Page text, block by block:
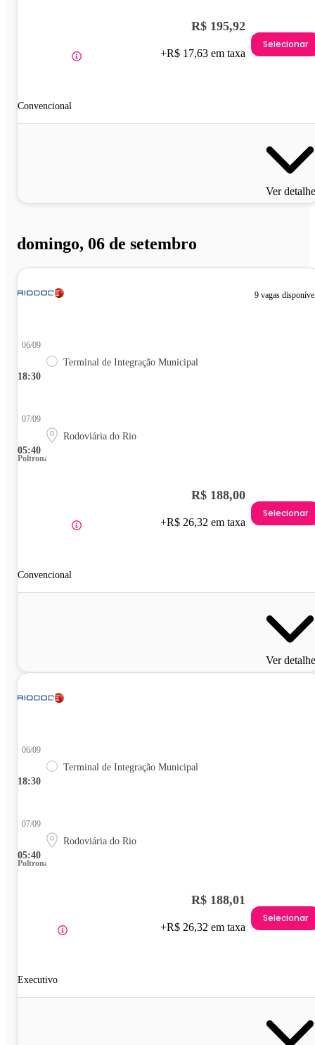
Convencional
R$ 195,92
+R$ 17,63 em taxa
Selecionar
Ver
domingo, 06 de setembro
9 vagas
18:30
06/09
Terminal de Integração Municipal
05:40
07/09
Rodoviária do Rio
Poltrona
Convencional
R$ 188,00
+R$ 26,32 em taxa
Selecionar
Ver
18:30
06/09
Terminal de Integração Municipal
05:40
07/09
Rodoviária do Rio
Poltrona
Executivo
R$ 188,01
+R$ 26,32 em taxa
Selecionar